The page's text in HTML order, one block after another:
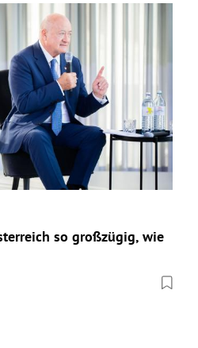
so großzügig, wie